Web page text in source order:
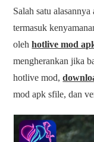
Salah satu
termasuk
olehhotlive mod
mengherankan jika
hotlive mod,
mod apk sfile, dan